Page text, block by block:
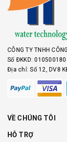
CÔNG TY TNHH
Số ĐKKD:
Địa chỉ: Số 12, DV8
VỀ CHÚNG TÔI
HỖ TRỢ